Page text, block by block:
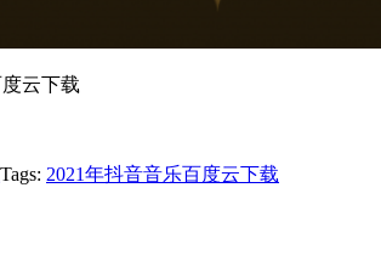
云下载
Tags: 2021年抖音音乐百度云下载